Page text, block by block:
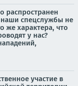
распространен
наши спецслужбы не
же характера, что
у нас?
участие в